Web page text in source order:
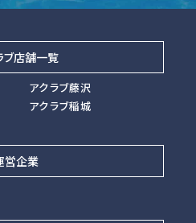
ブ店舗一覧
アクラブ藤沢
アクラブ稲城
営企業